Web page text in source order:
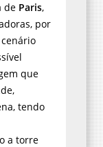
de Paris,
por
que
tendo
a torre